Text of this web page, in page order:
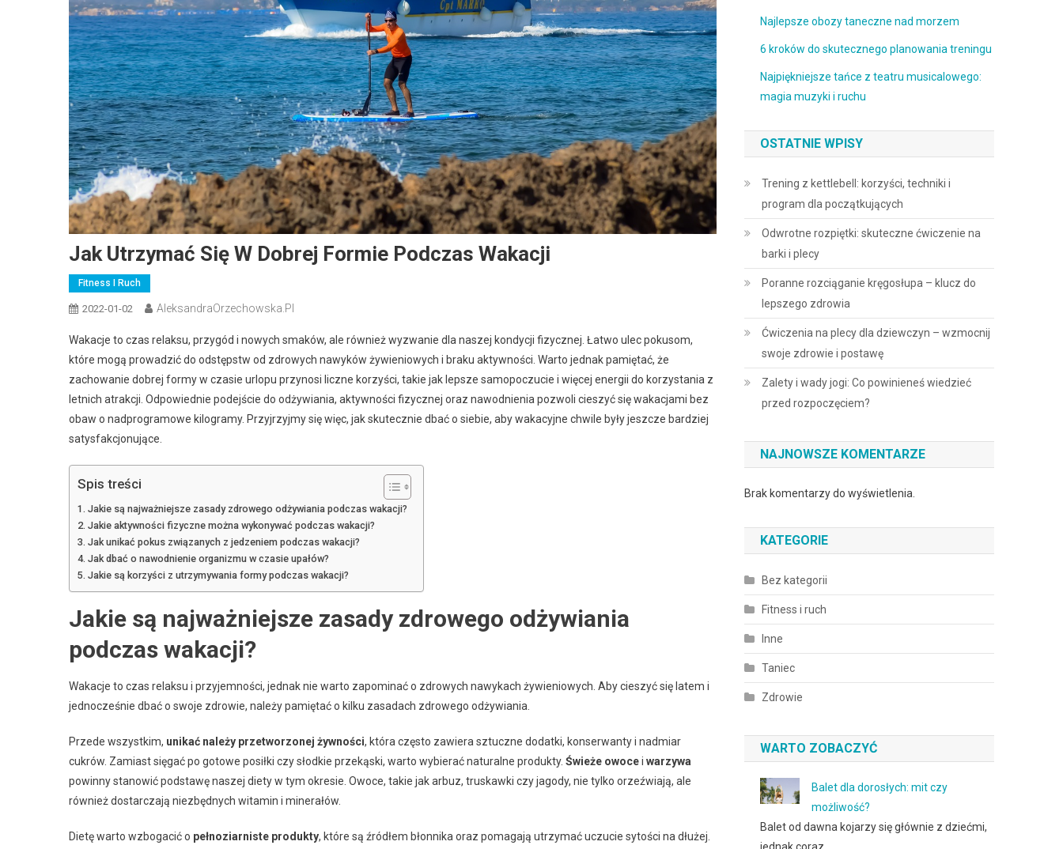
Jak Utrzymać Się W Dobrej Formie Podczas Wakacji
Fitness I Ruch
2022-01-02 AleksandraOrzechowska.pl
Wakacje to czas relaksu, przygód i nowych smaków, ale również wyzwanie dla naszej kondycji fizycznej. Łatwo ulec pokusom,
które mogą prowadzić do odstępstw od zdrowych nawyków żywieniowych i braku aktywności. Warto jednak pamiętać, że
zachowanie dobrej formy w czasie urlopu przynosi liczne korzyści, takie jak lepsze samopoczucie i więcej energii do korzystania z
letnich atrakcji. Odpowiednie podejście do odżywiania, aktywności fizycznej oraz nawodnienia pozwoli cieszyć się wakacjami bez
obaw o nadprogramowe kilogramy. Przyjrzyjmy się więc, jak skutecznie dbać o siebie, aby wakacyjne chwile były jeszcze bardziej
satysfakcjonujące.
Spis treści
Jakie są najważniejsze zasady zdrowego odżywiania podczas wakacji?
Jakie aktywności fizyczne można wykonywać podczas wakacji?
Jak unikać pokus związanych z jedzeniem podczas wakacji?
Jak dbać o nawodnienie organizmu w czasie upałów?
Jakie są korzyści z utrzymywania formy podczas wakacji?
Jakie są najważniejsze zasady zdrowego odżywiania
podczas wakacji?
Wakacje to czas relaksu i przyjemności, jednak nie warto zapominać o zdrowych nawykach żywieniowych. Aby cieszyć się latem i
jednocześnie dbać o swoje zdrowie, należy pamiętać o kilku zasadach zdrowego odżywiania.
Przede wszystkim, unikać należy przetworzonej żywności, która często zawiera sztuczne dodatki, konserwanty i nadmiar
cukrów. Zamiast sięgać po gotowe posiłki czy słodkie przekąski, warto wybierać naturalne produkty. Świeże owocei warzywa
powinny stanowić podstawę naszej diety w tym okresie. Owoce, takie jak arbuz, truskawki czy jagody, nie tylko orzeźwiają, ale
również dostarczają niezbędnych witamin i minerałów.
Dietę warto wzbogacić o pełnoziarniste produkty, które są źródłem błonnika oraz pomagają utrzymać uczucie sytości na dłużej.
Najlepsze obozy taneczne nad morzem
6 kroków do skutecznego planowania treningu
Najpiękniejsze tańce z teatru musicalowego:
magia muzyki i ruchu
OSTATNIE WPISY
Trening z kettlebell: korzyści, techniki i
program dla początkujących
Odwrotne rozpiętki: skuteczne ćwiczenie na
barki i plecy
Poranne rozciąganie kręgosłupa – klucz do
lepszego zdrowia
Ćwiczenia na plecy dla dziewczyn – wzmocnij
swoje zdrowie i postawę
Zalety i wady jogi: Co powinieneś wiedzieć
przed rozpoczęciem?
NAJNOWSZE KOMENTARZE
Brak komentarzy do wyświetlenia.
KATEGORIE
Bez kategorii
Fitness i ruch
Inne
Taniec
Zdrowie
WARTO ZOBACZYĆ
Balet dla dorosłych: mit czy
możliwość?
Balet od dawna kojarzy się głównie z dziećmi,